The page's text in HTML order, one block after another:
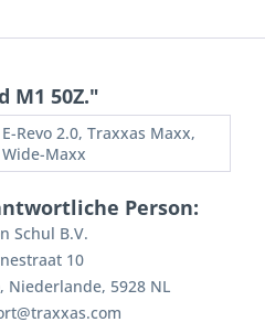
M1 50Z."
Revo 2.0, Traxxas Maxx,
Maxx
Person:
Schul B.V.
10
Niederlande, 5928 NL